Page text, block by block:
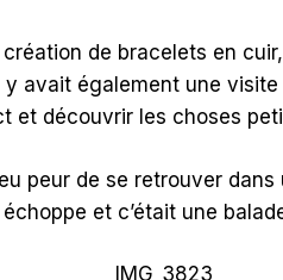
de bracelets en
avait également une
et découvrir les choses
peur de se retrouver
échoppe et c’était une